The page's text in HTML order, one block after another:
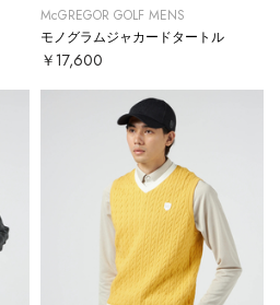
McGREGOR GOLF MENS
モノグラムジャカードタートル
￥17,600